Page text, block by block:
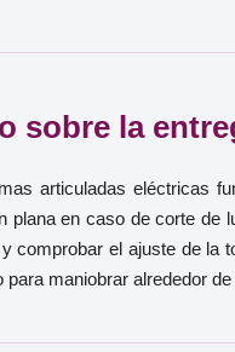
sobre la
articuladas eléctricas
plana en caso de corte de
comprobar el ajuste de la
para maniobrar alrededor